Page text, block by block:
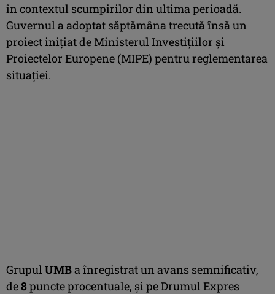
în contextul scumpirilor din ultima perioadă.
Guvernul a adoptat săptămâna trecută însă un
proiect inițiat de Ministerul Investițiilor și
Proiectelor Europene (MIPE) pentru reglementarea
situației.
Grupul UMBa înregistrat un avans semnificativ,
de8puncte procentuale, și pe Drumul Expres